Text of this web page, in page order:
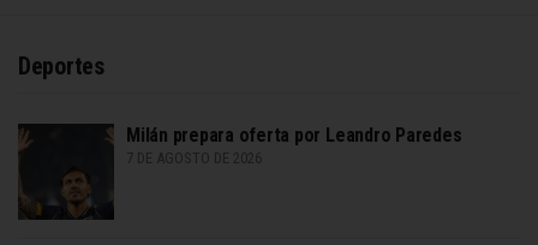
Deportes
Milán prepara oferta por Leandro Paredes
7 DE AGOSTO DE 2026